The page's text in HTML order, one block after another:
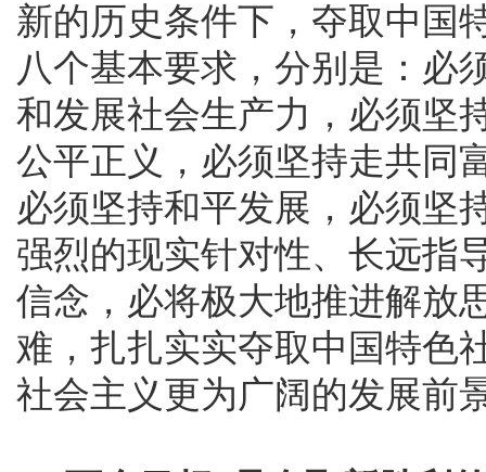
新的历史条件下，夺取中国
八个基本要求，分别是：必
和发展社会生产力，必须坚
公平正义，必须坚持走共同
必须坚持和平发展，必须坚
强烈的现实针对性、长远指
信念，必将极大地推进解放
难，扎扎实实夺取中国特色
社会主义更为广阔的发展前